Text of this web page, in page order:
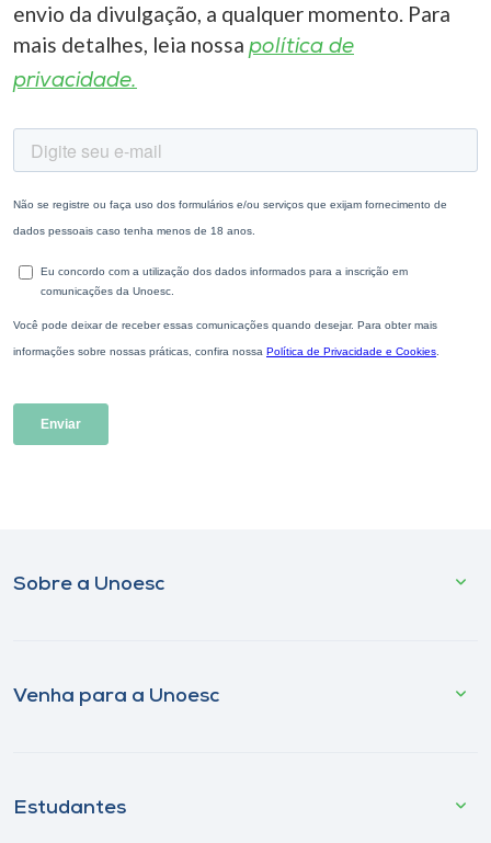
envio da divulgação, a qualquer momento. Para
mais detalhes, leia nossa política de
privacidade.
Sobre a Unoesc
Venha para a Unoesc
Estudantes